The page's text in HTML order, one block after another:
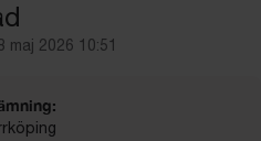
maj 2026 10:51